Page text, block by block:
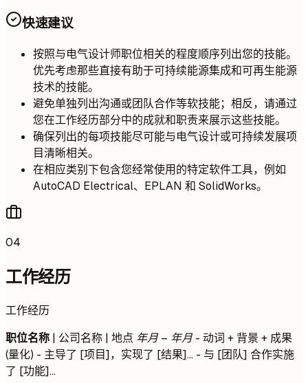
快速建议
按照与电气设计师职位相关的程度顺序列出您的技能。
优先考虑那些直接有助于可持续能源集成和可再生能源
技术的技能。
避免单独列出沟通或团队合作等软技能；相反，请通过
您在工作经历部分中的成就和职责来展示这些技能。
确保列出的每项技能尽可能与电气设计或可持续发展项
目清晰相关。
在相应类别下包含您经常使用的特定软件工具，例如
AutoCAD Electrical、EPLAN 和 SolidWorks。
04
工作经历
工作经历
职位名称 | 公司名称 | 地点 年月 – 年月- 动词 + 背景 + 成果
(量化) - 主导了 [项目]，实现了 [结果]... - 与 [团队] 合作实施
了 [功能]...